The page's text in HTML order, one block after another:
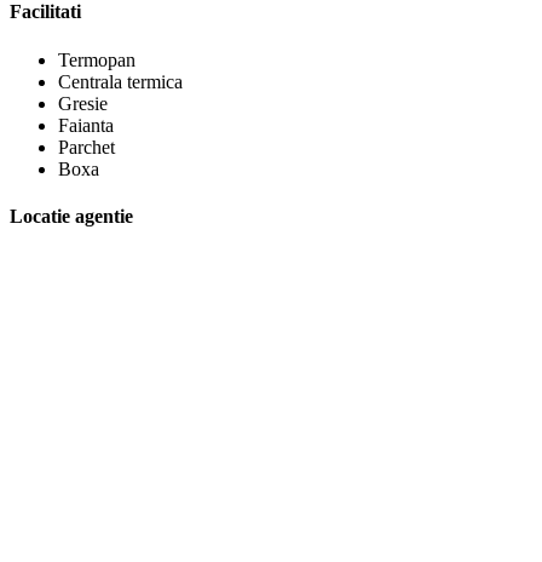
Facilitati
Termopan
Centrala termica
Gresie
Faianta
Parchet
Boxa
Locatie agentie